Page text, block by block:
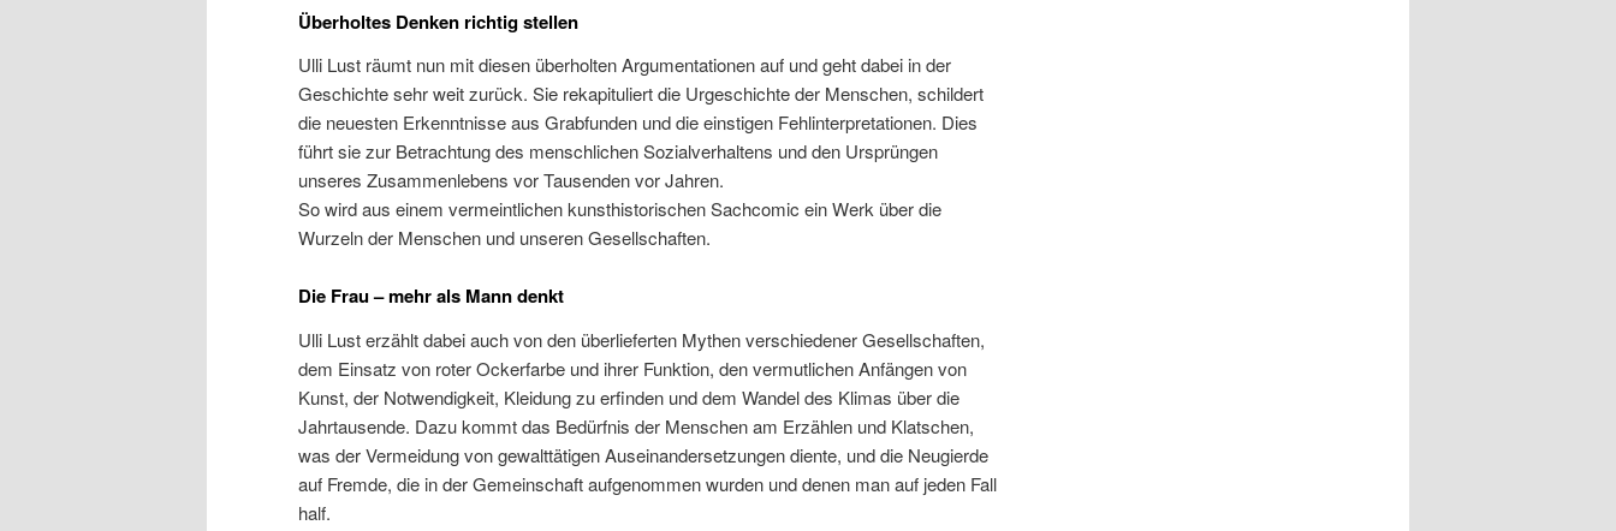
Überholtes Denken richtig stellen
Ulli Lust räumt nun mit diesen überholten Argumentationen auf und geht dabei in der
Geschichte sehr weit zurück. Sie rekapituliert die Urgeschichte der Menschen, schildert
die neuesten Erkenntnisse aus Grabfunden und die einstigen Fehlinterpretationen. Dies
führt sie zur Betrachtung des menschlichen Sozialverhaltens und den Ursprüngen
unseres Zusammenlebens vor Tausenden vor Jahren.
So wird aus einem vermeintlichen kunsthistorischen Sachcomic ein Werk über die
Wurzeln der Menschen und unseren Gesellschaften.
Die Frau – mehr als Mann denkt
Ulli Lust erzählt dabei auch von den überlieferten Mythen verschiedener Gesellschaften,
dem Einsatz von roter Ockerfarbe und ihrer Funktion, den vermutlichen Anfängen von
Kunst, der Notwendigkeit, Kleidung zu erfinden und dem Wandel des Klimas über die
Jahrtausende. Dazu kommt das Bedürfnis der Menschen am Erzählen und Klatschen,
was der Vermeidung von gewalttätigen Auseinandersetzungen diente, und die Neugierde
auf Fremde, die in der Gemeinschaft aufgenommen wurden und denen man auf jeden Fall
half.